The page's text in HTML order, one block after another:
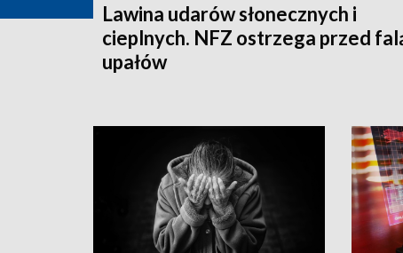
Lawina udarów słonecznych i
cieplnych. NFZ ostrzega przed
upałów